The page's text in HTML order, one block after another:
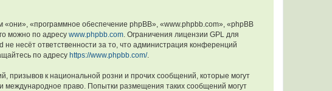
«программное обеспечение phpBB», «www.phpbb.com», «phpBB
можно по адресу www.phpbb.com. Ограничения лицензии GPL для
несёт ответственности за то, что администрация конференций
по адресу https://www.phpbb.com/.
призывов к национальной розни и прочих сообщений, которые могут
международное право. Попытки размещения таких сообщений могут